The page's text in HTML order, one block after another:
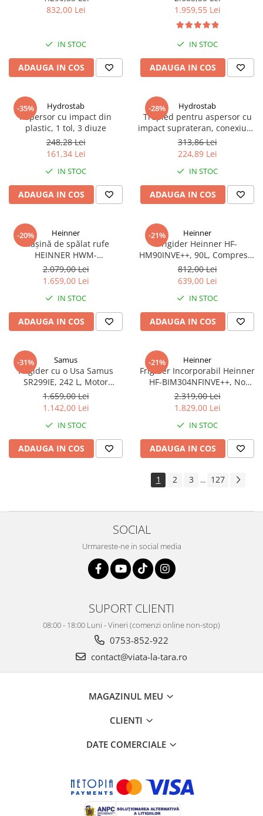
cm, Alb
832,00 Lei
IN STOC
ADAUGA IN COS
Functie Anti-sifonare, Argintiu
1.959,55 Lei
IN STOC
ADAUGA IN COS
-35% Hydrostab
Aspersor cu impact din
plastic, 1 tol, 3 diuze
248,28 Lei
161,34 Lei
IN STOC
ADAUGA IN COS
-28% Hydrostab
Trepied pentru aspersor cu
impact suprateran, conexiune
cm
313,86 Lei
224,89 Lei
IN STOC
ADAUGA IN COS
-20% Heinner
Mașină de spălat rufe
HEINNER HWM-
HME1014IVA10+++, 10 kg,
1400 rpm, Motor Inverter, 15
programe, Panou Digital,
Funcție Adăugare haine, Alb
2.079,00 Lei
1.659,00 Lei
IN STOC
ADAUGA IN COS
-21% Heinner
Frigider Heinner HF-
HM90INVE++, 90L, Compresor
Inverter, Clasa E, Ușă
Reversibilă, Termostat
Reglabil, Alb
812,00 Lei
639,00 Lei
IN STOC
ADAUGA IN COS
-31% Samus
Frigider cu o Usa Samus
SR299IE, 242 L, Motor
Inverter, Clasa E, Dezghetare
Automata, 5 Rafturi din Sticla,
Alb
1.659,00 Lei
1.142,00 Lei
IN STOC
ADAUGA IN COS
-21% Heinner
Frigider Incorporabil Heinner
HF-BIM304NFINVE++, No
Frost, Compresor Inverter, 304
L, Clasa E, Control Electronic,
Super Racire
2.319,00 Lei
1.829,00 Lei
IN STOC
ADAUGA IN COS
1 2 3 ... 127
SOCIAL
Urmareste-ne in social media
SUPORT CLIENTI
08:00 - 18:00 Luni - Vineri (comenzi online non-stop)
0753-852-922
contact@viata-la-tara.ro
MAGAZINUL MEU
CLIENTI
DATE COMERCIALE